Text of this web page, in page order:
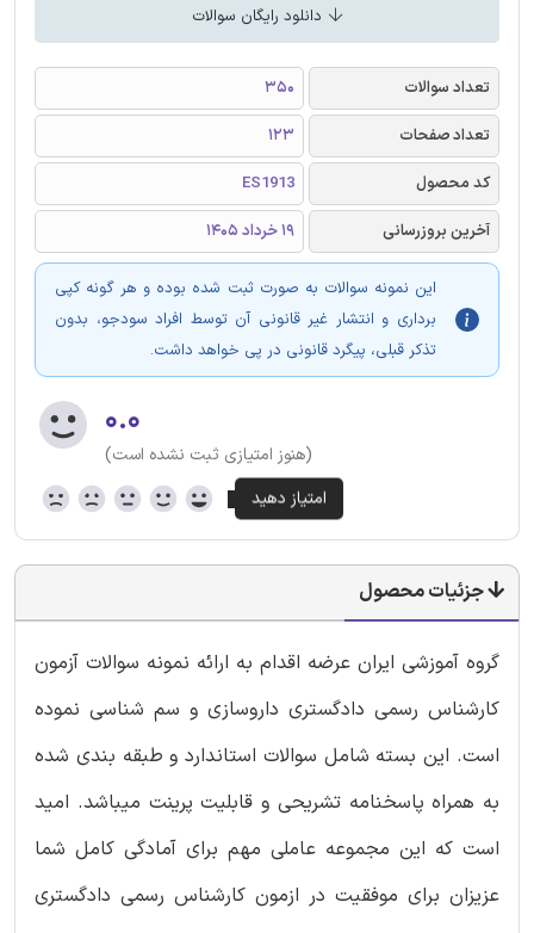
دانلود رایگان سوالات
تعداد سوالات
350
تعداد صفحات
123
کد محصول
ES1913
آخرین بروزرسانی
19 خرداد 1405
این نمونه سوالات به صورت ثبت شده بوده و هر گونه کپی
برداری و انتشار غیر قانونی آن توسط افراد سودجو، بدون
تذکر قبلی، پیگرد قانونی در پی خواهد داشت.
۰.۰
(هنوز امتیازی ثبت نشده است)
جزئیات محصول
گروه آموزشی ایران عرضه اقدام به ارائه نمونه سوالات آزمون
کارشناس رسمی دادگستری داروسازی و سم شناسی نموده
است. این بسته شامل سوالات استاندارد و طبقه بندی شده
به همراه پاسخنامه تشریحی و قابلیت پرینت میباشد. امید
است که این مجموعه عاملی مهم برای آمادگی کامل شما
عزیزان برای موفقیت در ازمون کارشناس رسمی دادگستری